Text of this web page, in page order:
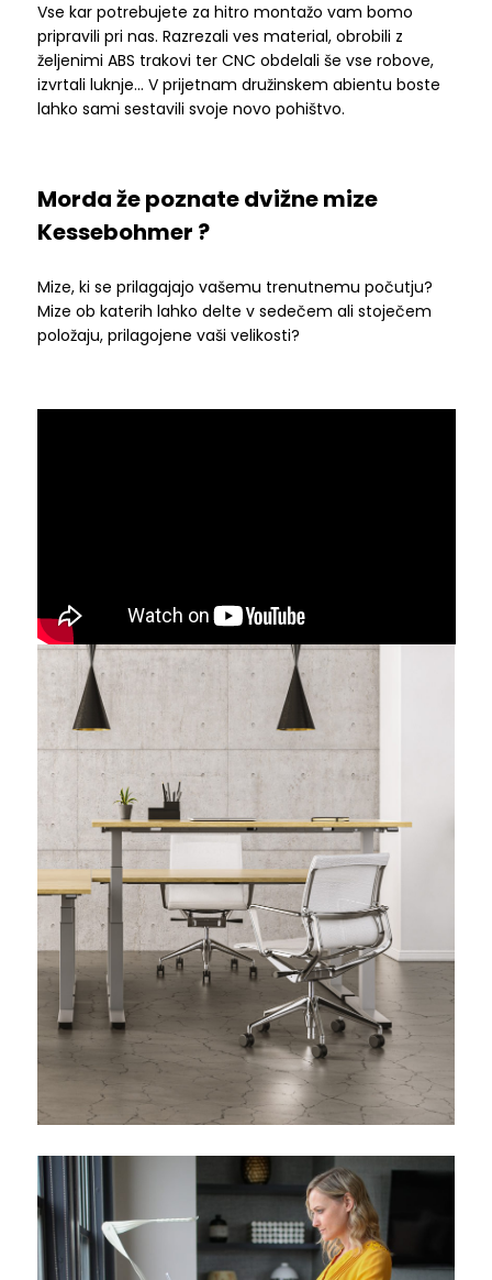
Vse kar potrebujete za hitro montažo vam bomo
pripravili pri nas. Razrezali ves material, obrobili z
željenimi ABS trakovi ter CNC obdelali še vse robove,
izvrtali luknje… V prijetnam družinskem abientu boste
lahko sami sestavili svoje novo pohištvo.
Morda že poznate dvižne mize
Kessebohmer ?
Mize, ki se prilagajajo vašemu trenutnemu počutju?
Mize ob katerih lahko delte v sedečem ali stoječem
položaju, prilagojene vaši velikosti?